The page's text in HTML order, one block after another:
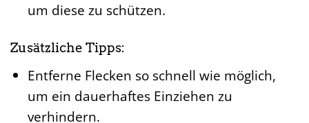
um diese zu schützen.
Zusätzliche Tipps:
Entferne Flecken so schnell wie möglich,
um ein dauerhaftes Einziehen zu
verhindern.